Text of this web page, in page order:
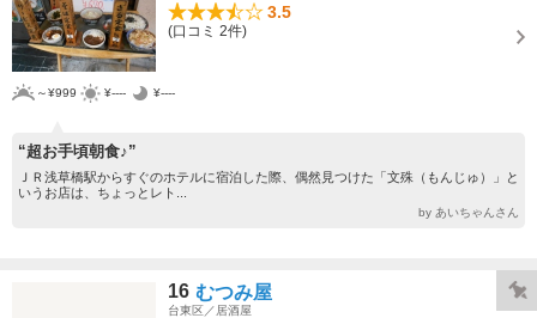
3.5
(口コミ 2件)
～¥999 ¥---- ¥----
“超お手頃朝食♪”
ＪＲ浅草橋駅からすぐのホテルに宿泊した際、偶然見つけた「文殊（もんじゅ）」と
いうお店は、ちょっとレト...
by あいちゃんさん
16 むつみ屋
台東区／居酒屋